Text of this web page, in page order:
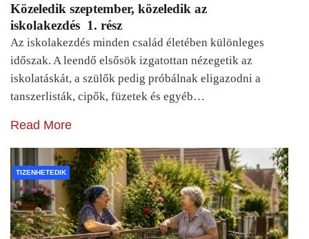
Közeledik szeptember, közeledik az
iskolakezdés 1. rész
Az iskolakezdés minden család életében különleges
időszak. A leendő elsősök izgatottan nézegetik az
iskolatáskát, a szülők pedig próbálnak eligazodni a
tanszerlisták, cipők, füzetek és egyéb…
Read More
TIZENHETEDIK